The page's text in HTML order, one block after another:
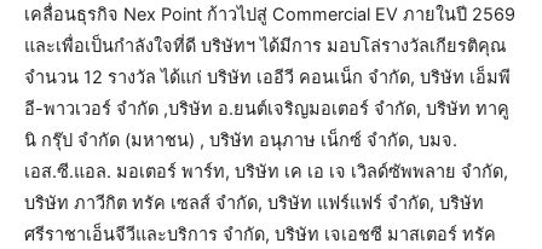
เคลื่อนธุรกิจ Nex Point ก้าวไปสู่ Commercial EV ภายในปี 2569
และเพื่อเป็นกำลังใจที่ดี บริษัทฯ ได้มีการ มอบโล่รางวัลเกียรติคุณ
จำนวน 12 รางวัล ได้แก่ บริษัท เออีวี คอนเน็ก จำกัด, บริษัท เอ็มพี
อี-พาวเวอร์ จำกัด ,บริษัท อ.ยนต์เจริญมอเตอร์ จำกัด, บริษัท ทาคู
นิ กรุ๊ป จำกัด (มหาชน) , บริษัท อนุภาษ เน็กซ์ จำกัด, บมจ.
เอส.ซี.แอล. มอเตอร์ พาร์ท, บริษัท เค เอ เจ เวิลด์ซัพพลาย จำกัด,
บริษัท ภาวีกิต ทรัค เซลส์ จำกัด, บริษัท แฟร์แฟร์ จำกัด, บริษัท
ศรีราชาเอ็นจีวีและบริการ จำกัด, บริษัท เจเอชซี มาสเตอร์ ทรัค